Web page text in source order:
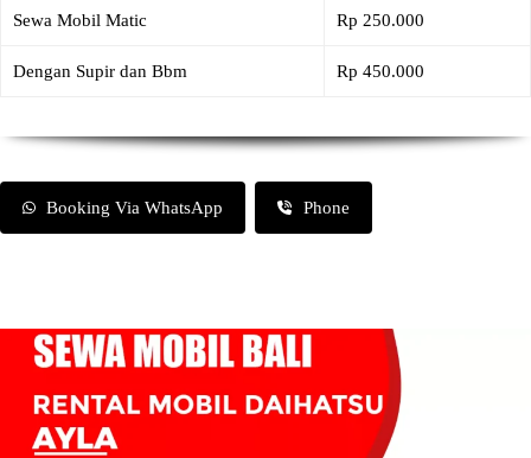
Sewa Mobil Matic Rp 250.000
Dengan Supir dan Bbm Rp 450.000
Booking Via WhatsApp Phone